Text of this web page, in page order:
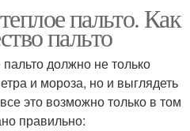
пальто. Как
пальто
должно не только
и мороза, но и выглядеть
это возможно только в том
правильно: